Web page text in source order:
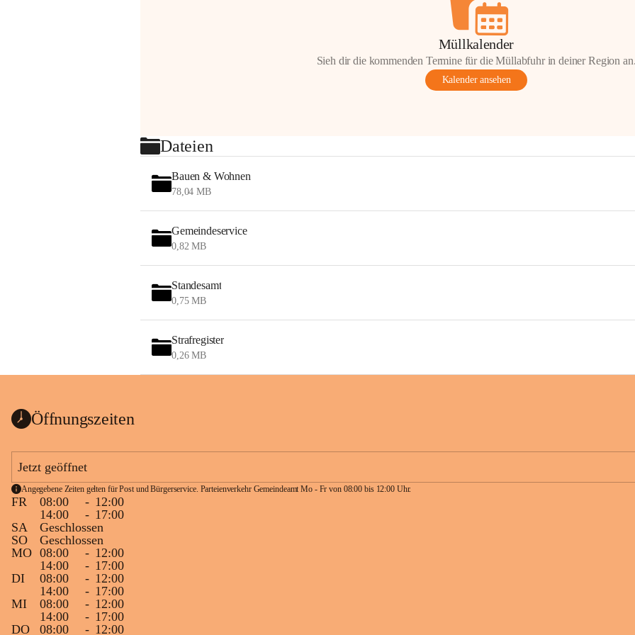
Müllkalender
Sieh dir die kommenden Termine für die Müllabfuhr in deiner Region
Kalender ansehen
Dateien
Bauen & Wohnen
78,04 MB
Gemeindeservice
0,82 MB
Standesamt
0,75 MB
Strafregister
0,26 MB
Öffnungszeiten
Jetzt geöffnet
Angegebene Zeiten gelten für Post und Bürgerservice. Parteienverkehr Gemeindeamt Mo - Fr von 08:00 bis 12:00 Uhr.
FR 08:00 - 12:00
14:00
- 17:00
SA
Geschlossen
SO
Geschlossen
MO 08:00 - 12:00
14:00
- 17:00
DI
08:00 - 12:00
14:00
- 17:00
MI
08:00 - 12:00
14:00
- 17:00
DO
08:00 - 12:00